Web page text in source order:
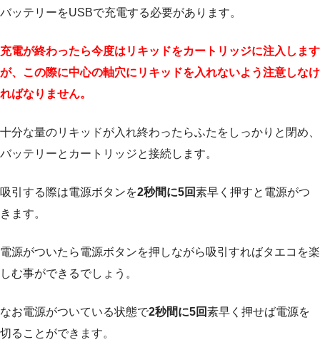
バッテリーをUSBで充電する必要があります。
充電が終わったら今度はリキッドをカートリッジに注入します
が、この際に中心の軸穴にリキッドを入れないよう注意しなけ
ればなりません。
十分な量のリキッドが入れ終わったらふたをしっかりと閉め、
バッテリーとカートリッジと接続します。
吸引する際は電源ボタンを2秒間に5回素早く押すと電源がつ
きます。
電源がついたら電源ボタンを押しながら吸引すればタエコを楽
しむ事ができるでしょう。
なお電源がついている状態で2秒間に5回素早く押せば電源を
切ることができます。